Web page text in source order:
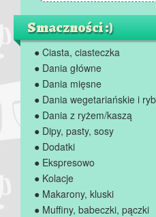
Smaczności :)
● Ciasta, ciasteczka
● Dania główne
● Dania mięsne
● Dania wegetariańskie i
● Dania z ryżem/kaszą
● Dipy, pasty, sosy
● Dodatki
● Ekspresowo
● Kolacje
● Makarony, kluski
● Muffiny, babeczki, pączki